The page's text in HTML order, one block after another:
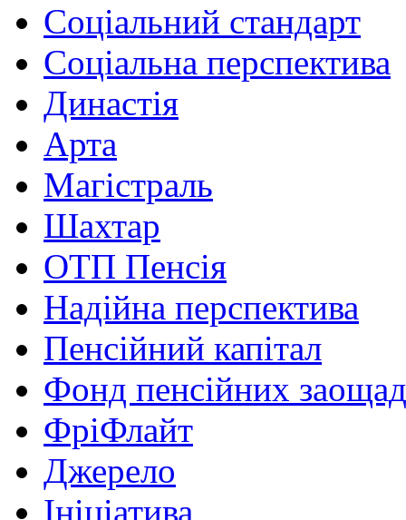
Соціальний стандарт
Соціальна перспектива
Династія
Арта
Магістраль
Шахтар
ОТП Пенсія
Надійна перспектива
Пенсійний капітал
Фонд пенсійних
ФріФлайт
Джерело
Ініціатива